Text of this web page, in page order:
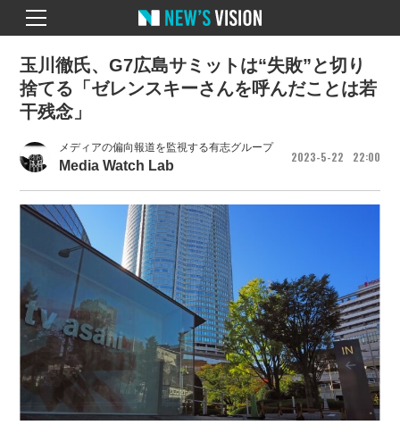
メディアの偏向報道を監視する有志グループ
Media Watch Lab
2023 5 22 22 00
玉川徹氏、G7広島サミットは“失敗”と切り
捨てる「ゼレンスキーさんを呼んだことは若
干残念」